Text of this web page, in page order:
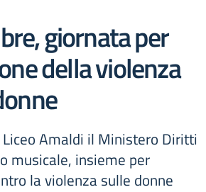
giornata per
della violenza
Amaldi il Ministero Diritti
musicale, insieme per
la violenza sulle donne